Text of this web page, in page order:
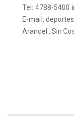
Tel: 4788-5400
E-mail:
Arancel , Sin